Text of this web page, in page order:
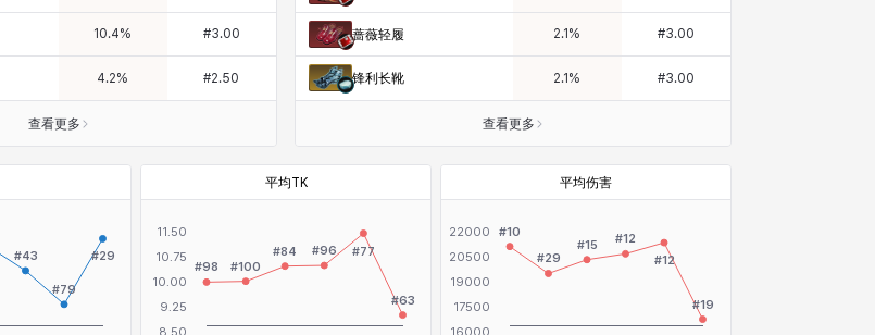
10.4% #3.00
4.2% #2.50
查看更多
蔷薇轻履 2.1 % #3.00
锋利长靴 2.1 % #3.00
查看更多
平均TK 平均伤害